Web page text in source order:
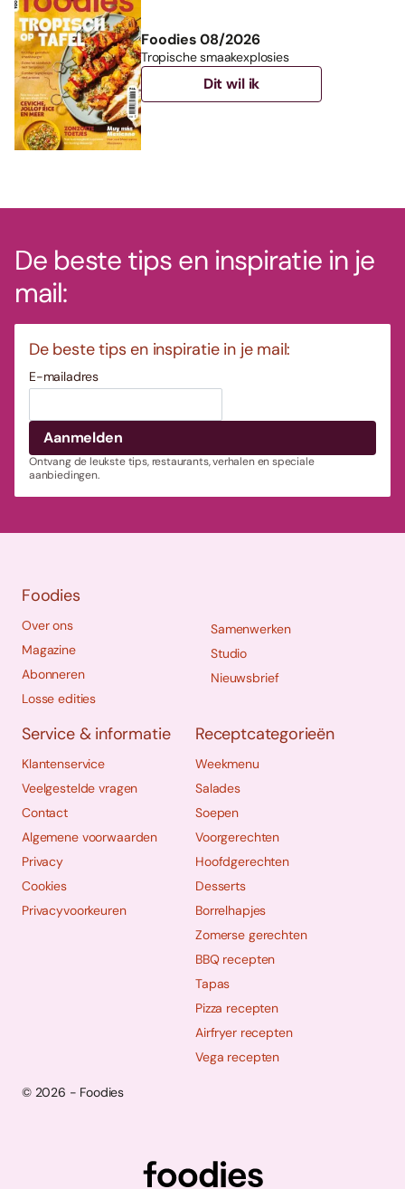
Abonneren
Foodies 08/2026
Tropische smaakexplosies
Dit wil ik
De beste tips en inspiratie in je
mail:
De beste tips en inspiratie in je mail:
E-mailadres
Ontvang de leukste tips, restaurants, verhalen en speciale
aanbiedingen.
Foodies
Over ons
Magazine
Abonneren
Losse edities
Samenwerken
Studio
Nieuwsbrief
Service & informatie
Klantenservice
Veelgestelde vragen
Contact
Algemene voorwaarden
Privacy
Cookies
Privacyvoorkeuren
Receptcategorieën
Weekmenu
Salades
Soepen
Voorgerechten
Hoofdgerechten
Desserts
Borrelhapjes
Zomerse gerechten
BBQ recepten
Tapas
Pizza recepten
Airfryer recepten
Vega recepten
© 2026 - Foodies
media